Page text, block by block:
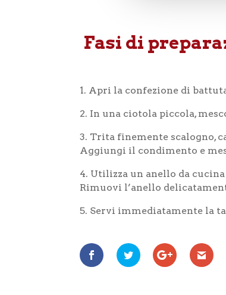
Fasi di
1. Apri la confezione di
2. In una ciotola piccola,
3. Trita finemente scalogno,
Aggiungi il condimento e
4. Utilizza un anello da
Rimuovi l’anello
5. Servi immediatamente la